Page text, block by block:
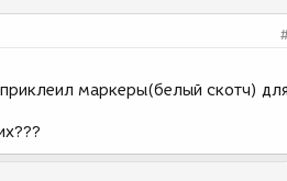
маркеры(белый скотч)